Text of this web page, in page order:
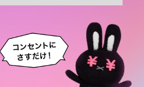
ト方式のため、お客さまの通信環境
サービス安定提供にともなう速度制
速度が低下する場合があります。
だける5Gエリアは限られます。詳し
は一部エリアで提供中です。Wi-
対応する機器が必要です。ミリ波
5Gサービスには対応していません。